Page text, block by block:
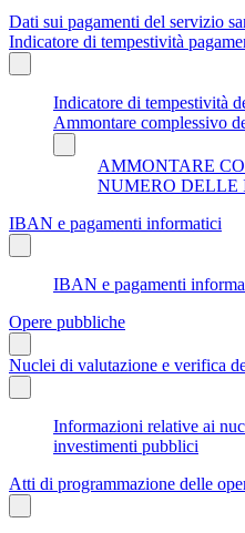
Dati sui pagamenti del servizio
Indicatore di tempestività
Indicatore di tempestività
Ammontare complessivo
AMMONTARE
NUMERO DELLE
IBAN e pagamenti informatici
IBAN e pagamenti
Opere pubbliche
Nuclei di valutazione e verifica
Informazioni relative ai
investimenti pubblici
Atti di programmazione delle